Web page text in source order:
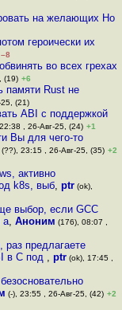
на желающих Но
героически их
–8
во всех грехах
(19) +6
памяти Rust не
(21)
ABI c поддержкой
, 26-Авг-25, (24) +1
Вы для чего-то
(??), 23:15 , 26-Авг-25, (35) +2
активно
k8s, выб,ptr (ok),
выбор, если GCC
а, Аноним (176), 08:07 ,
предлагаете
в C под , ptr(ok), 17:45 ,
(-), 23:55 , 26-Авг-25, (42) +2